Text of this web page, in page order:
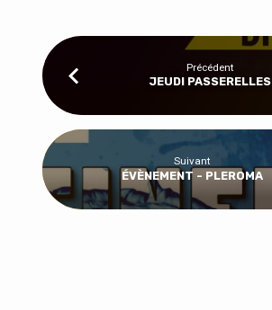
Précédent
JEUDI PASSERELLES
Suivant
ÉVÈNEMENT - PLEROMA